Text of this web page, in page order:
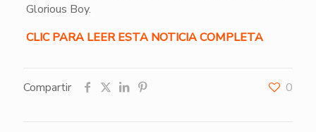
Glorious Boy.
CLIC PARA LEER ESTA NOTICIA COMPLETA
Compartir 0